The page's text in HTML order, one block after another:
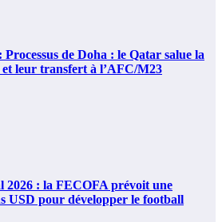
de Doha : le Qatar salue la
leur transfert à l’AFC/M23
: la FECOFA prévoit une
USD pour développer le football